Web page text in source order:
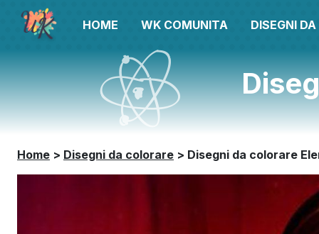
HOME WK COMUNITA DISEGNI
Home > Disegni da colorare > Disegni da colorare